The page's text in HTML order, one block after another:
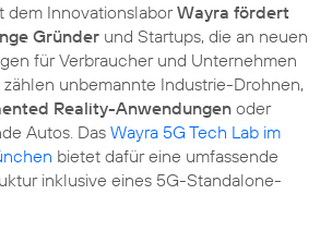
dem InnovationslaborWayra fördert
Gründer und Startups, die an neuen
für Verbraucher und Unternehmen
unbemannte Industrie-Drohnen,
Reality-Anwendungen oder
Autos. Das Wayra 5G Tech Lab im
bietet dafür eine umfassende
inklusive eines 5G-Standalone-